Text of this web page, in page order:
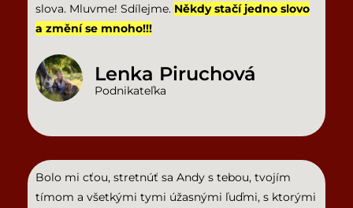
slova. Mluvme! Sdílejme. Někdy stačí jedno slovo
a změní se mnoho!!!
Lenka Piruchová
Podnikateľka
Bolo mi cťou, stretnúť sa Andy s tebou, tvojím
tímom a všetkými tymi úžasnými ľuďmi, s ktorými